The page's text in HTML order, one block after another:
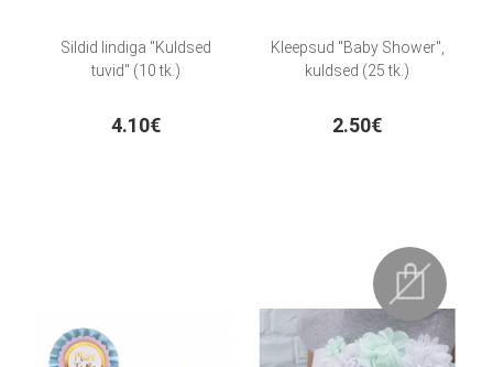
Sildid lindiga "Kuldsed
tuvid" (10 tk.)
4.10€
Kleepsud "Baby Shower",
kuldsed (25 tk.)
2.50€